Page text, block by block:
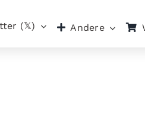
(𝕏) Andere